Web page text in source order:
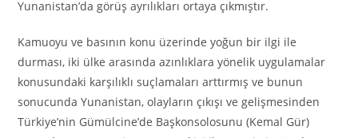
Yunanistan’da görüş ayrılıkları ortaya çıkmıştır.
Kamuoyu ve basının konu üzerinde yoğun bir ilgi ile
durması, iki ülke arasında azınlıklara yönelik uygulamalar
konusundaki karşılıklı suçlamaları arttırmış ve bunun
sonucunda Yunanistan, olayların çıkışı ve gelişmesinden
Türkiye’nin Gümülcine’de Başkonsolosunu (Kemal Gür)